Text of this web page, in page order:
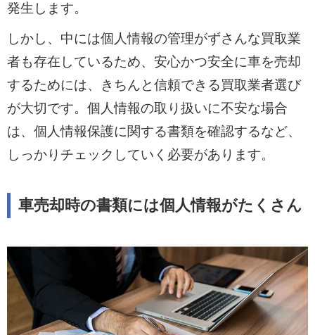
発生します。
しかし、中には個人情報の管理がずさんな買取業
者も存在しているため、安心かつ安全に車を売却
するためには、きちんと信頼できる買取業者選び
が大切です。個人情報の取り扱いに不安な場合
は、個人情報保護に関する書類を確認するなど、
しっかりチェックしていく必要があります。
車売却時の書類には個人情報がたくさん